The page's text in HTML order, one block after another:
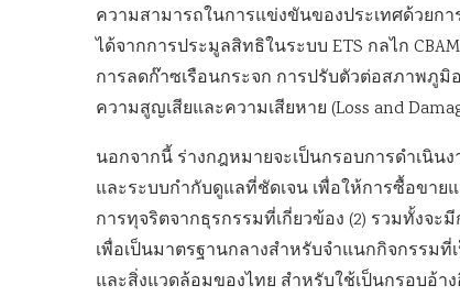
ความสามารถในการแข่งขันของประเทศด้วยก
ได้จากการประมูลสิทธิในระบบ ETS กลไก
การลดก๊าซเรือนกระจก การปรับตัวต่อสภาพภู
ความสูญเสียและความเสียหาย (Loss and
นอกจากนี้ ร่างกฎหมายจะเป็นกรอบการดำเนิ
และระบบกำกับดูแลที่ชัดเจน เพื่อให้การซื้อขา
การทุจริตจากธุรกรรมที่เกี่ยวข้อง (2) รวมทั้งจ
เพื่อเป็นมาตรฐานกลางสำหรับจำแนกกิจกรรม
และสิ่งแวดล้อมของไทย สำหรับใช้เป็นกรอบอ้า